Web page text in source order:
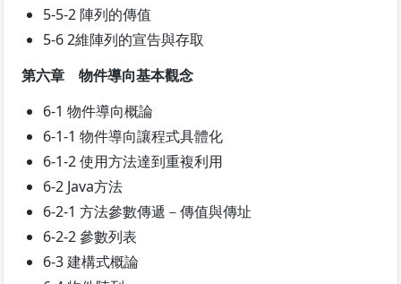
5-5-2 陣列的傳值
5-6 2維陣列的宣告與存取
第六章 物件導向基本觀念
6-1 物件導向概論
6-1-1 物件導向讓程式具體化
6-1-2 使用方法達到重複利用
6-2 Java方法
6-2-1 方法參數傳遞－傳值與傳址
6-2-2 參數列表
6-3 建構式概論